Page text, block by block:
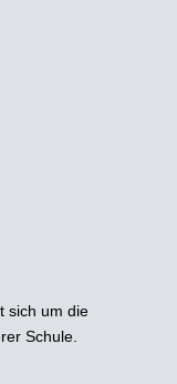
sich um die
Schule.